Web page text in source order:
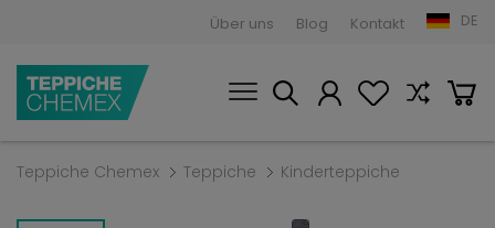
Über uns Blog Kontakt DE
Teppiche Chemex Teppiche Kinderteppiche